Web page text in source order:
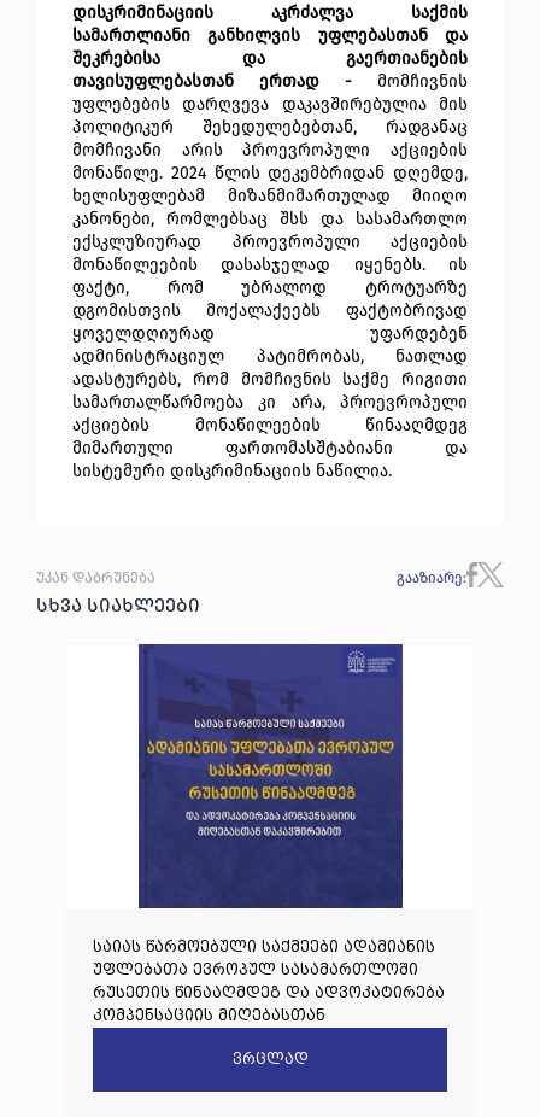
დისკრიმინაციის აკრძალვა საქმის
სამართლიანი განხილვის უფლებასთან და
შეკრებისა და გაერთიანების
თავისუფლებასთან ერთად - მომჩივნის
უფლებების დარღვევა დაკავშირებულია მის
პოლიტიკურ შეხედულებებთან, რადგანაც
მომჩივანი არის პროევროპული აქციების
მონაწილე. 2024 წლის დეკემბრიდან დღემდე,
ხელისუფლებამ მიზანმიმართულად მიიღო
კანონები, რომლებსაც შსს და სასამართლო
ექსკლუზიურად პროევროპული აქციების
მონაწილეების დასასჯელად იყენებს. ის
ფაქტი, რომ უბრალოდ ტროტუარზე
დგომისთვის მოქალაქეებს ფაქტობრივად
ყოველდღიურად უფარდებენ
ადმინისტრაციულ პატიმრობას, ნათლად
ადასტურებს, რომ მომჩივნის საქმე რიგითი
სამართალწარმოება კი არა, პროევროპული
აქციების მონაწილეების წინააღმდეგ
მიმართული ფართომასშტაბიანი და
სისტემური დისკრიმინაციის ნაწილია.
უკან დაბრუნება გააზიარე:
სხვა სიახლეები
საიას წარმოებული საქმეები ადამიანის
უფლებათა ევროპულ სასამართლოში
რუსეთის წინააღმდეგ და ადვოკატირება
კომპენსაციის მიღებასთან
ვრცლად